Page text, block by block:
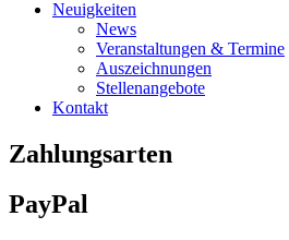
Neuigkeiten
News
Veranstaltungen & Termine
Auszeichnungen
Stellenangebote
Kontakt
Zahlungsarten
PayPal